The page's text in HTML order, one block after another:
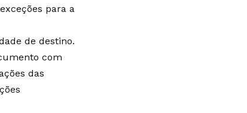
para a
de destino.
com
das